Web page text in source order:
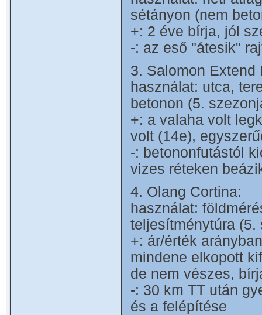
sétányon (nem
+: 2 éve bírja, jól
-: az eső "átesik"
3. Salomon Extend
használat: utca,
betonon (5.
+: a valaha volt
volt (14e),
-: betononfutástól
vizes réteken
4. Olang Cortina:
használat:
teljesítménytúra (5.
+: ár/érték
mindene elkopott
de nem vészes,
-: 30 km TT után
és a felépítése